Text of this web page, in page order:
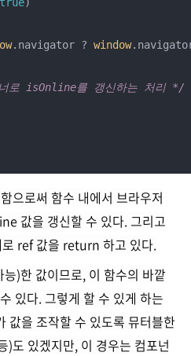
true)
.navigator ? window
isOnline를 갱신하는 처리 */
으로써 함수 내에서 브라우저
값을 갱신할 수 있다. 그리고
ref 값을 return 하고 있다.
)한 값이므로, 이 함수의 바깥
있다. 그렇게 할 수 있게 하는
값을 조작할 수 있도록 뮤터블한
)도 있겠지만, 이 경우는 컴포넌